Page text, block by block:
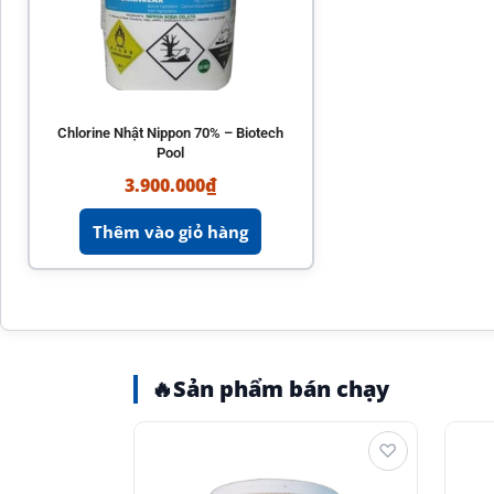
Chlorine Nhật Nippon 70% – Biotech
Pool
3.900.000₫
Thêm vào giỏ hàng
🔥Sản phẩm bán chạy
♡